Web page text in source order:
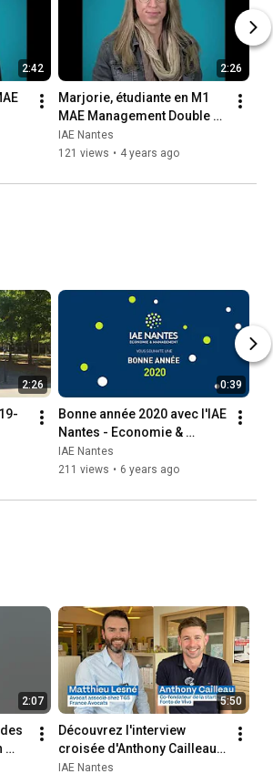
2:42 2:26
Marjorie, étudiante en M1
MAE Management Double
Compétence - Formation
Continue - promo
IAE Nantes
121 views • 4 years ago
2:26 0:39
Bonne année 2020 avec l'IAE
Nantes - Economie &
Management
IAE Nantes
211 views • 6 years ago
2:07 5:50
Découvrez l'interview
croisée d'Anthony Cailleau
et Matthieu Lesné, diplômés
IAE Nantes